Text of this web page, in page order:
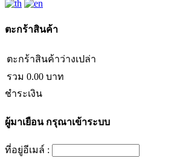
ตะกร้าสินค้า
ตะกร้าสินค้าว่างเปล่า
รวม 0.00 บาท
ชำระเงิน
ผู้มาเยือนกรุณาเข้าระบบ
ที่อยู่อีเมล์ :